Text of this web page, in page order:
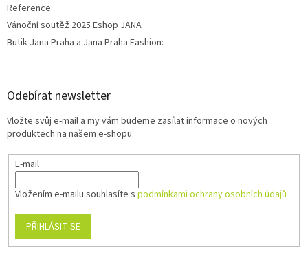
Reference
Vánoční soutěž 2025 Eshop JANA
Butik Jana Praha a Jana Praha Fashion:
Odebírat newsletter
Vložte svůj e-mail a my vám budeme zasílat informace o nových
produktech na našem e-shopu.
E-mail
Vložením e-mailu souhlasíte s podmínkami ochrany osobních údajů
PŘIHLÁSIT SE